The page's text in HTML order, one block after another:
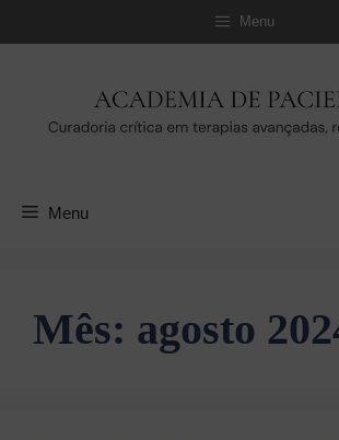
para
Menu
Menu
Mês: agosto